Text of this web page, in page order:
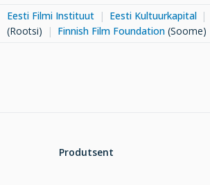
Eesti Filmi Instituut Eesti Kultuurkapital
(Rootsi)
Finnish Film Foundation(Soome)
Produtsent